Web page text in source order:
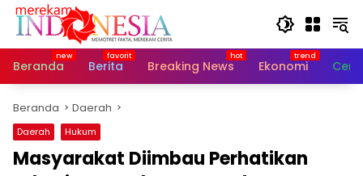
Langsung
Beranda
Berita Breaking News Ekonomi
Beranda Daerah
Daerah Hukum
Masyarakat Diimbau Perhatikan